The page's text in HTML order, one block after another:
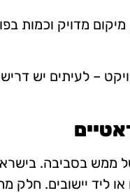
מדויק וכמות
– לעיתים יש
ממש בסביבה.
או ליד יישובים.